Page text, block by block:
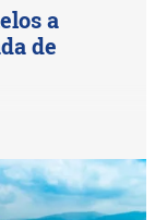
a
de